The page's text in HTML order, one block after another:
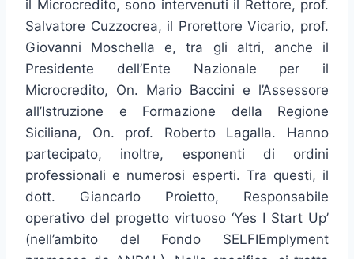
il Microcredito, sono intervenuti il Rettore, prof.
Salvatore Cuzzocrea, il Prorettore Vicario, prof.
Giovanni Moschella e, tra gli altri, anche il
Presidente dell’Ente Nazionale per il
Microcredito, On. Mario Baccini e l’Assessore
all’Istruzione e Formazione della Regione
Siciliana, On. prof. Roberto Lagalla. Hanno
partecipato, inoltre, esponenti di ordini
professionali e numerosi esperti. Tra questi, il
dott. Giancarlo Proietto, Responsabile
operativo del progetto virtuoso ‘Yes I Start Up’
(nell’ambito del Fondo SELFIEmplyment